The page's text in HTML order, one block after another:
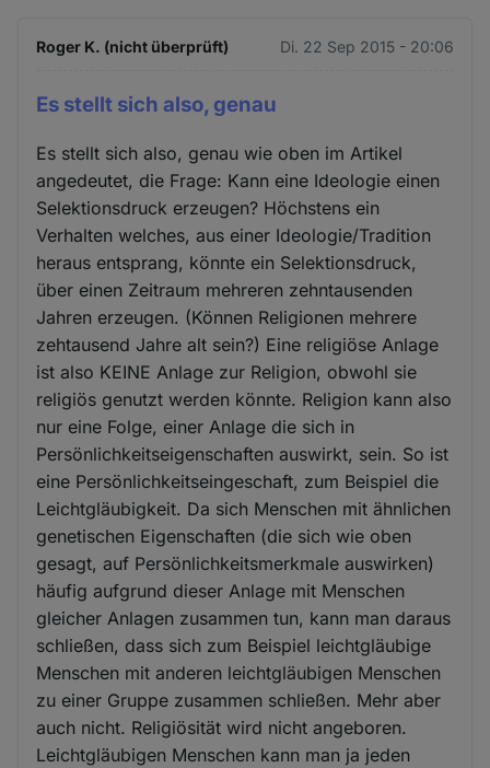
Roger K. (nicht überprüft) Di. 22 Sep 2015 - 20:06
Es stellt sich also, genau
Es stellt sich also, genau wie oben im Artikel
angedeutet, die Frage: Kann eine Ideologie einen
Selektionsdruck erzeugen? Höchstens ein
Verhalten welches, aus einer Ideologie/Tradition
heraus entsprang, könnte ein Selektionsdruck,
über einen Zeitraum mehreren zehntausenden
Jahren erzeugen. (Können Religionen mehrere
zehtausend Jahre alt sein?) Eine religiöse Anlage
ist also KEINE Anlage zur Religion, obwohl sie
religiös genutzt werden könnte. Religion kann also
nur eine Folge, einer Anlage die sich in
Persönlichkeitseigenschaften auswirkt, sein. So ist
eine Persönlichkeitseingeschaft, zum Beispiel die
Leichtgläubigkeit. Da sich Menschen mit ähnlichen
genetischen Eigenschaften (die sich wie oben
gesagt, auf Persönlichkeitsmerkmale auswirken)
häufig aufgrund dieser Anlage mit Menschen
gleicher Anlagen zusammen tun, kann man daraus
schließen, dass sich zum Beispiel leichtgläubige
Menschen mit anderen leichtgläubigen Menschen
zu einer Gruppe zusammen schließen. Mehr aber
auch nicht. Religiösität wird nicht angeboren.
Leichtgläubigen Menschen kann man ja jeden